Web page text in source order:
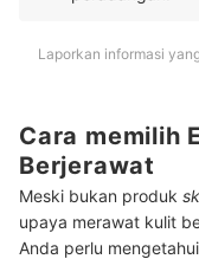
Laporkan informasi
Cara memilih
Berjerawat
Meski bukan produk
upaya merawat kulit
Anda perlu